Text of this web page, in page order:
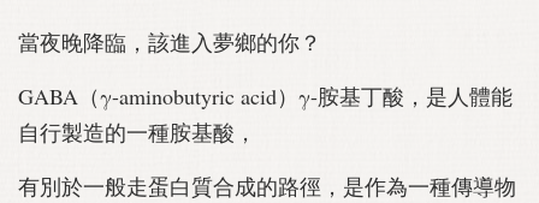
當夜晚降臨，該進入夢鄉的你？
GABA（γ-aminobutyric acid）γ-胺基丁酸，是人體能
自行製造的一種胺基酸，
有別於一般走蛋白質合成的路徑，是作為一種傳導物